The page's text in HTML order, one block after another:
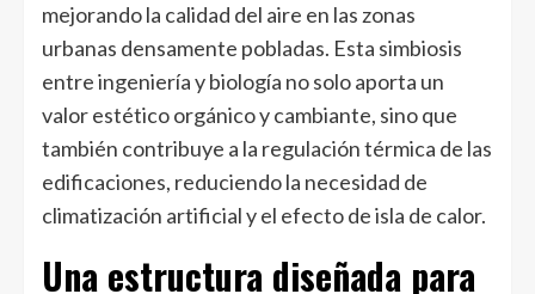
mejorando la calidad del aire en las zonas
urbanas densamente pobladas. Esta simbiosis
entre ingeniería y biología no solo aporta un
valor estético orgánico y cambiante, sino que
también contribuye a la regulación térmica de las
edificaciones, reduciendo la necesidad de
climatización artificial y el efecto de isla de calor.
Una estructura diseñada para